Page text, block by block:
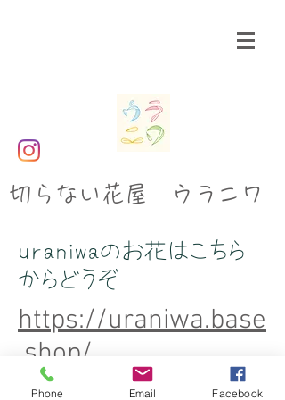
​切らない花屋 ウラニワ
uraniwaのお花はこちら
からどうぞ
https://uraniwa.base
.shop/
Phone Email Facebook